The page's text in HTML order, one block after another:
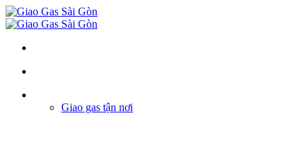
Giao gas tận nơi